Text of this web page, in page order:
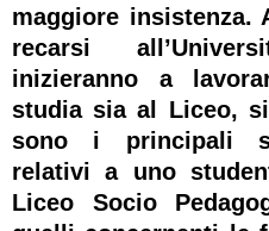
maggiore insistenza.
recarsi
inizieranno a
studia sia al Liceo,
sono i principali
relativi a uno
Liceo Socio